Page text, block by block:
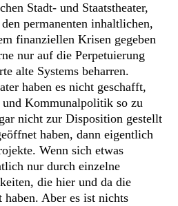
Stadt- und Staatstheater,
permanenten inhaltlichen,
finanziellen Krisen gegeben
nur auf die Perpetuierung
alte Systems beharren.
haben es nicht geschafft,
Kommunalpolitik so zu
nicht zur Disposition gestellt
haben, dann eigentlich
Wenn sich etwas
nur durch einzelne
die hier und da die
Aber es ist nichts